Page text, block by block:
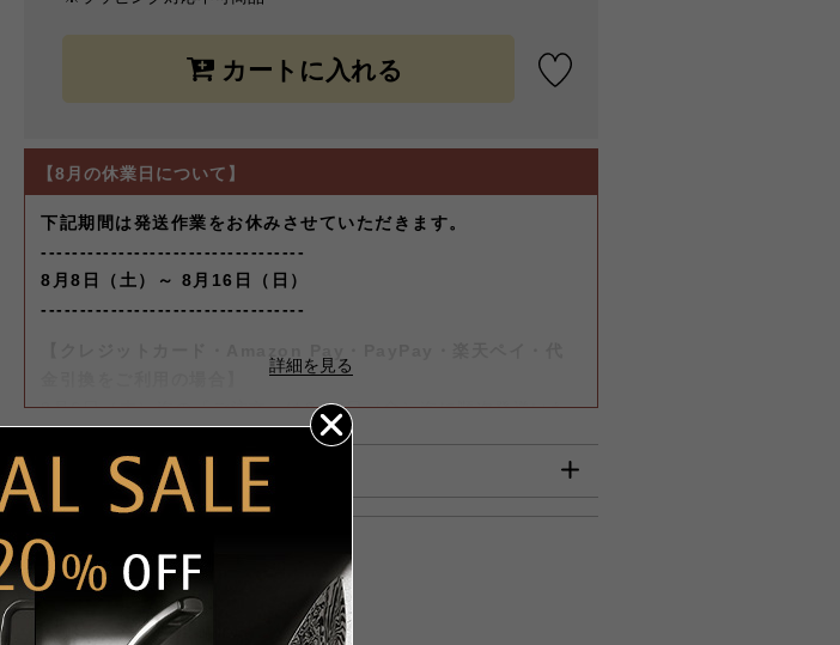
【8月の休業日について】
下記期間は発送作業をお休みさせていただきます。
----------------------------------
8月8日（土）～ 8月16日（日）
----------------------------------
8月6日（木）迄の『ご注文』は8月7日（金）迄に順次発送いた
【コンビニ決済をご利用の場合】
8月6日（木）迄の『ご注文及びご入金確認分』は8月7日（金）
迄に順次発送いたします。
上記日時以降のご注文及びご入金確認分につきましては、8月17日
（月）以降の発送となります。
配送料・お支払い方法について
■配送料（税込）
北海道 1,100円
東北・関東・信越・
840円
商品説明
ピザやパイ切りに。